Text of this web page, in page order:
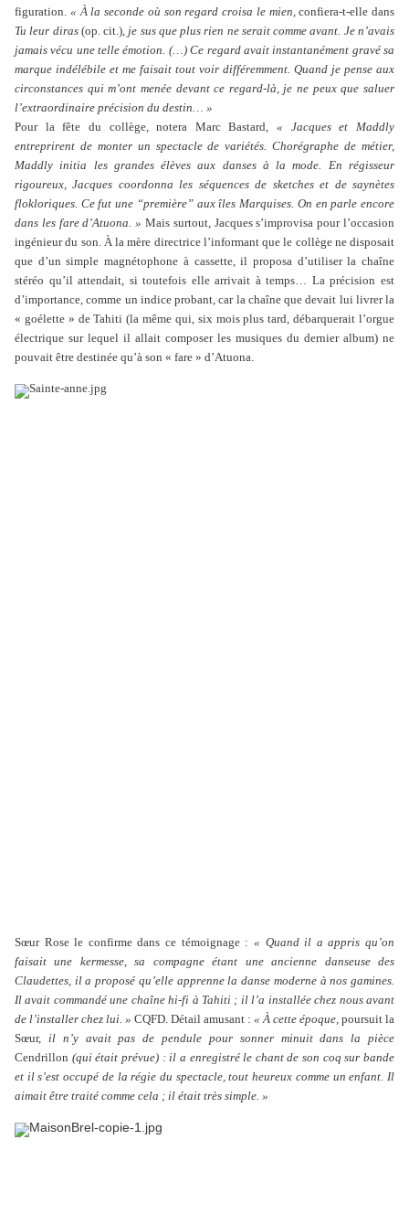
figuration. « À la seconde où son regard croisa le mien, confiera-t-elle dans
Tu leur diras(op. cit.), je sus que plus rien ne serait comme avant. Je n’avais
jamais vécu une telle émotion. (…) Ce regard avait instantanément gravé sa
marque indélébile et me faisait tout voir différemment. Quand je pense aux
circonstances qui m’ont menée devant ce regard-là, je ne peux que saluer
l’extraordinaire précision du destin… »
Pour la fête du collège, notera Marc Bastard,« Jacques et Maddly
entreprirent de monter un spectacle de variétés. Chorégraphe de métier,
Maddly initia les grandes élèves aux danses à la mode. En régisseur
rigoureux, Jacques coordonna les séquences de sketches et de saynètes
flokloriques. Ce fut une “première” aux îles Marquises. On en parle encore
dans les fare d’Atuona. » Mais surtout, Jacques s’improvisa pour l’occasion
ingénieur du son. À la mère directrice l’informant que le collège ne disposait
que d’un simple magnétophone à cassette, il proposa d’utiliser la chaîne
stéréo qu’il attendait, si toutefois elle arrivait à temps… La précision est
d’importance, comme un indice probant, car la chaîne que devait lui livrer la
« goélette » de Tahiti (la même qui, six mois plus tard, débarquerait l’orgue
électrique sur lequel il allait composer les musiques du dernier album) ne
pouvait être destinée qu’à son « fare » d’Atuona.
Sœur Rose le confirme dans ce témoignage : « Quand il a appris qu’on
faisait une kermesse, sa compagne étant une ancienne danseuse des
Claudettes, il a proposé qu’elle apprenne la danse moderne à nos gamines.
Il avait commandé une chaîne hi-fi à Tahiti ; il l’a installée chez nous avant
de l’installer chez lui. » CQFD. Détail amusant : « À cette époque, poursuit la
Sœur, il n’y avait pas de pendule pour sonner minuit dans la pièce
Cendrillon (qui était prévue) : il a enregistré le chant de son coq sur bande
et il s’est occupé de la régie du spectacle, tout heureux comme un enfant. Il
aimait être traité comme cela ; il était très simple. »